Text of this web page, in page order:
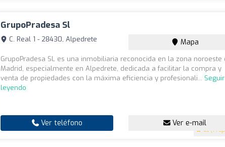
GrupoPradesa Sl
4.1 (14
C. Real 1 - 28430, Alpedrete Mapa
GrupoPradesa SL es una inmobiliaria reconocida en la zona noroeste
Madrid, especialmente en Alpedrete, dedicada a facilitar la compra y
venta de propiedades con la máxima eficiencia y profesionali... Seguir
leyendo
Ver teléfono Ver e-mail